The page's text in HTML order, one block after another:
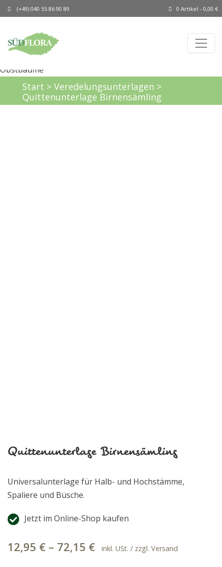
(+49) 040 55 86 90 89 0 Artikel - 0,00 €
Start > Veredelungsunterlagen >
Quittenunterlage Birnensämling
Quittenunterlage Birnensämling
Universalunterlage für Halb- und Hochstämme,
Spaliere und Büsche.
Jetzt im Online-Shop kaufen
12,95 € – 72,15 € inkl. USt. / zzgl. Versand